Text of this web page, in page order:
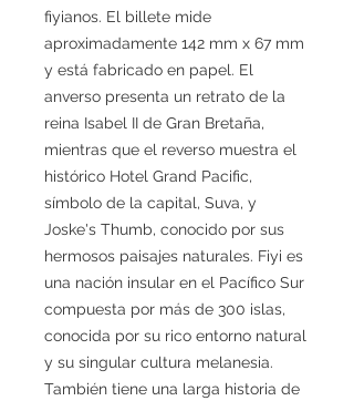
fiyianos. El billete mide
aproximadamente 142 mm x 67 mm
y está fabricado en papel. El
anverso presenta un retrato de la
reina Isabel II de Gran Bretaña,
mientras que el reverso muestra el
histórico Hotel Grand Pacific,
símbolo de la capital, Suva, y
Joske's Thumb, conocido por sus
hermosos paisajes naturales. Fiyi es
una nación insular en el Pacífico Sur
compuesta por más de 300 islas,
conocida por su rico entorno natural
y su singular cultura melanesia.
También tiene una larga historia de